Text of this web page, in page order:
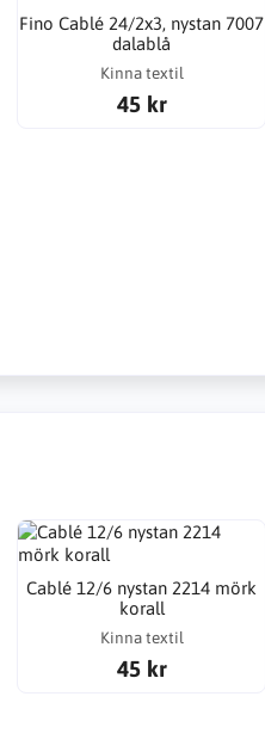
Fino Cablé 24/2x3, nystan 7007
dalablå
Kinna textil
45 kr
Cablé 12/6 nystan 2214 mörk
korall
Kinna textil
45 kr